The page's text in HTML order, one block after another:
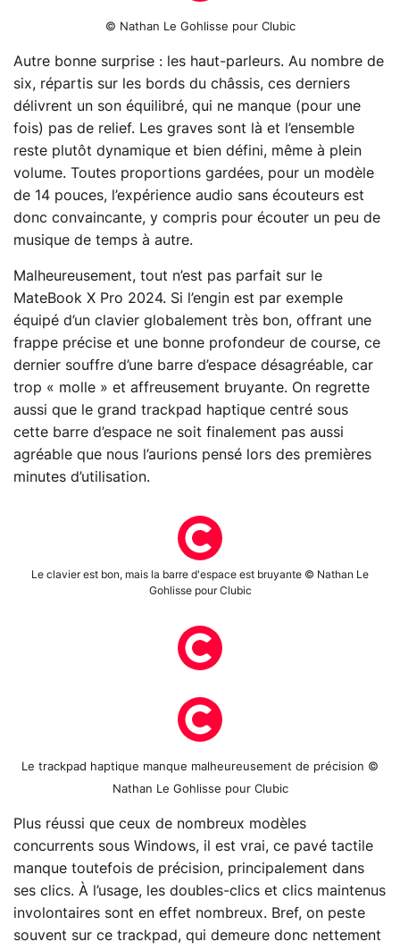
© Nathan Le Gohlisse pour Clubic
Autre bonne surprise : les haut-parleurs. Au nombre de
six, répartis sur les bords du châssis, ces derniers
délivrent un son équilibré, qui ne manque (pour une
fois) pas de relief. Les graves sont là et l’ensemble
reste plutôt dynamique et bien défini, même à plein
volume. Toutes proportions gardées, pour un modèle
de 14 pouces, l’expérience audio sans écouteurs est
donc convaincante, y compris pour écouter un peu de
musique de temps à autre.
Malheureusement, tout n’est pas parfait sur le
MateBook X Pro 2024. Si l’engin est par exemple
équipé d’un clavier globalement très bon, offrant une
frappe précise et une bonne profondeur de course, ce
dernier souffre d’une barre d’espace désagréable, car
trop « molle » et affreusement bruyante. On regrette
aussi que le grand trackpad haptique centré sous
cette barre d’espace ne soit finalement pas aussi
agréable que nous l’aurions pensé lors des premières
minutes d’utilisation.
Le clavier est bon, mais la barre d'espace est bruyante © Nathan Le
Gohlisse pour Clubic
Le trackpad haptique manque malheureusement de précision ©
Nathan Le Gohlisse pour Clubic
Plus réussi que ceux de nombreux modèles
concurrents sous Windows, il est vrai, ce pavé tactile
manque toutefois de précision, principalement dans
ses clics. À l’usage, les doubles-clics et clics maintenus
involontaires sont en effet nombreux. Bref, on peste
souvent sur ce trackpad, qui demeure donc nettement